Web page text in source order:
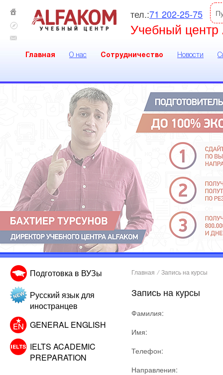
тел.:71 202-25-75
Учебный центр
Главная О нас Сотрудничество Новости
Подготовка в ВУЗы
Русский язык для
иностранцев
GENERAL ENGLISH
IELTS ACADEMIC
PREPARATION
Главная / Запись на курсы
Запись на курсы
Фамилия:
Имя:
Телефон:
Направления: